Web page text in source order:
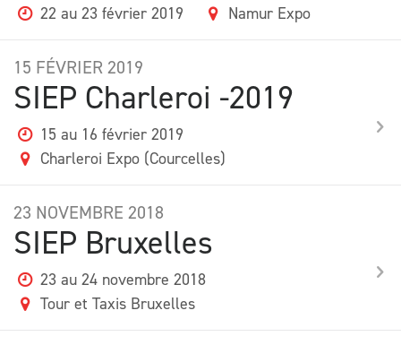
22 au 23 février 2019 Namur Expo
15 FÉVRIER2019
SIEP Charleroi -2019
15 au 16 février 2019
Charleroi Expo (Courcelles)
23 NOVEMBRE 2018
SIEP Bruxelles
23 au 24 novembre 2018
Tour et Taxis Bruxelles